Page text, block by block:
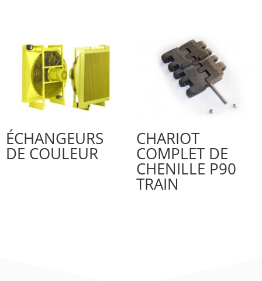
ÉCHANGEURS
DE COULEUR
CHARIOT
COMPLET DE
CHENILLE P90
TRAIN